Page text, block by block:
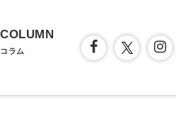
COLUMN
コラム